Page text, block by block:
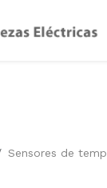
Sensores de